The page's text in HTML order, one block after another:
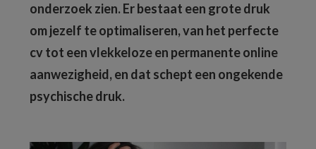
onderzoek zien. Er bestaat een grote druk
om jezelf te optimaliseren, van het perfecte
cv tot een vlekkeloze en permanente online
aanwezigheid, en dat schept een ongekende
psychische druk.